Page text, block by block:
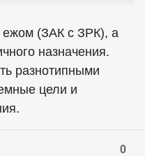
ежом (ЗАК с ЗРК), а
назначения.
разнотипными
цели и
0